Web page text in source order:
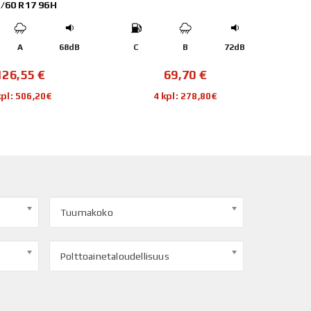
B 72dB
69,70€
278,80€
C C 72dB
130,62€
4 kpl: 522,48€
Tuumakoko
Polttoainetaloudellisuus